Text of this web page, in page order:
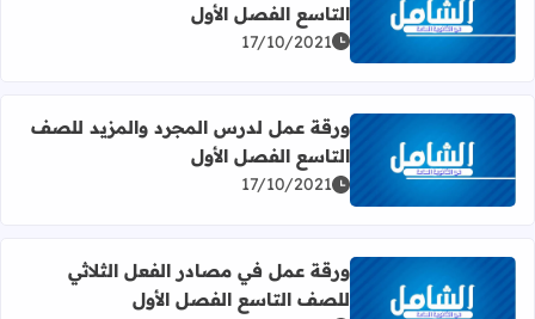
اقرأ المزيد عن ورقة عمل لدرس المصادر الثلاثية للصف
التاسع الفصل الأول
17/10/2021
اقرأ المزيد عن ورقة عمل لدرس المجرد والمزيد للصف
ورقة عمل لدرس المجرد والمزيد للصف
التاسع الفصل الأول
17/10/2021
ورقة عمل في مصادر الفعل الثلاثي
للصف التاسع الفصل الأول